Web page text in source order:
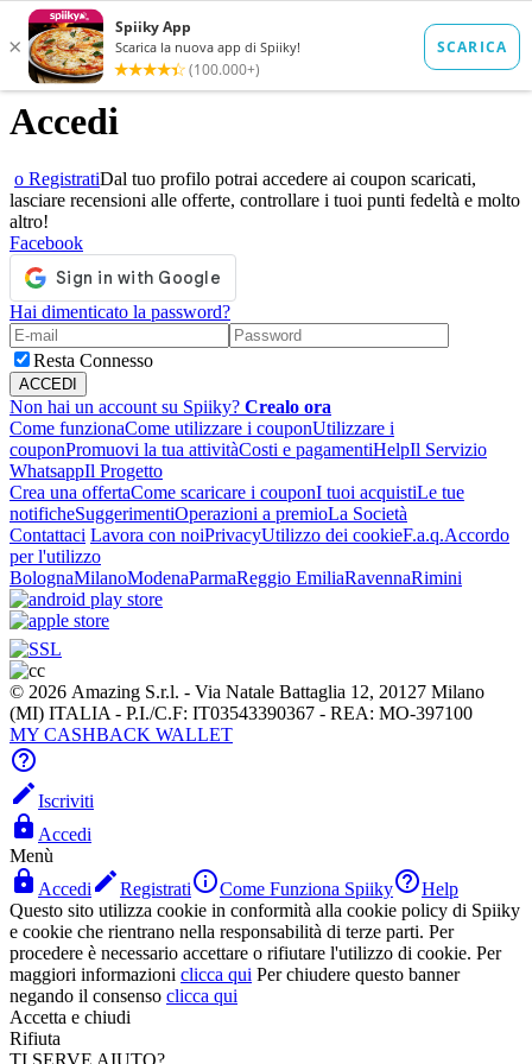
Accedi
o RegistratiDal tuo profilo potrai accedere ai coupon scaricati,
lasciare recensioni alle offerte, controllare i tuoi punti fedeltà e molto
altro!
Facebook
Hai dimenticato la password?
Resta Connesso
Non hai un account su Spiiky? Crealo ora
Come funzionaCome utilizzare i couponUtilizzare i
couponPromuovi la tua attivitàCosti e pagamentiHelpIl Servizio
WhatsappIl Progetto
Crea una offertaCome scaricare i couponI tuoi acquistiLe tue
notificheSuggerimentiOperazioni a premioLa Società
Contattaci Lavora con noiPrivacyUtilizzo dei cookieF.a.q.Accordo
per l'utilizzo
BolognaMilanoModenaParmaReggio EmiliaRavennaRimini
© 2026 Amazing S.r.l. - Via Natale Battaglia 12, 20127 Milano
(MI) ITALIA - P.I./C.F: IT03543390367 - REA: MO-397100
MY CASHBACK WALLET

Iscriviti
 Accedi
Menù
 AccediRegistratiCome Funziona SpiikyHelp
Questo sito utilizza cookie in conformità alla cookie policy di Spiiky
e cookie che rientrano nella responsabilità di terze parti. Per
procedere è necessario accettare o rifiutare l'utilizzo di cookie. Per
maggiori informazioni clicca qui Per chiudere questo banner
negando il consenso clicca qui
Accetta e chiudi
Rifiuta